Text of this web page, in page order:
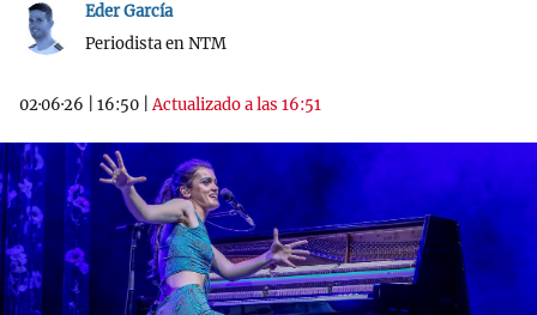
Eder García
Periodista en NTM
02·06·26 16:50 |Actualizado a las 16:51